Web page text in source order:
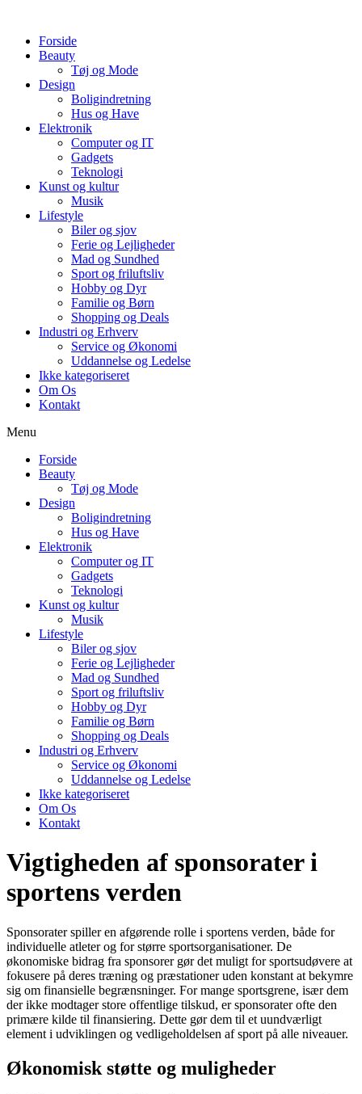
indholdForside
Beauty
Tøj og Mode
Design
Boligindretning
Hus og Have
Elektronik
Computer og IT
Gadgets
Teknologi
Kunst og kultur
Musik
Lifestyle
Biler og sjov
Ferie og Lejligheder
Mad og Sundhed
Sport og friluftsliv
Hobby og Dyr
Familie og Børn
Shopping og Deals
Industri og Erhverv
Service og Økonomi
Uddannelse og Ledelse
Ikke kategoriseret
Om Os
Kontakt
Menu
Forside
Beauty
Tøj og Mode
Design
Boligindretning
Hus og Have
Elektronik
Computer og IT
Gadgets
Teknologi
Kunst og kultur
Musik
Lifestyle
Biler og sjov
Ferie og Lejligheder
Mad og Sundhed
Sport og friluftsliv
Hobby og Dyr
Familie og Børn
Shopping og Deals
Industri og Erhverv
Service og Økonomi
Uddannelse og Ledelse
Ikke kategoriseret
Om Os
Kontakt
Vigtigheden af sponsorater i
sportens verden
Sponsorater spiller en afgørende rolle i sportens verden, både for
individuelle atleter og for større sportsorganisationer. De
økonomiske bidrag fra sponsorer gør det muligt for sportsudøvere at
fokusere på deres træning og præstationer uden konstant at bekymre
sig om finansielle begrænsninger. For mange sportsgrene, især dem
der ikke modtager store offentlige tilskud, er sponsorater ofte den
primære kilde til finansiering. Dette gør dem til et uundværligt
element i udviklingen og vedligeholdelsen af sport på alle niveauer.
Økonomisk støtte og muligheder